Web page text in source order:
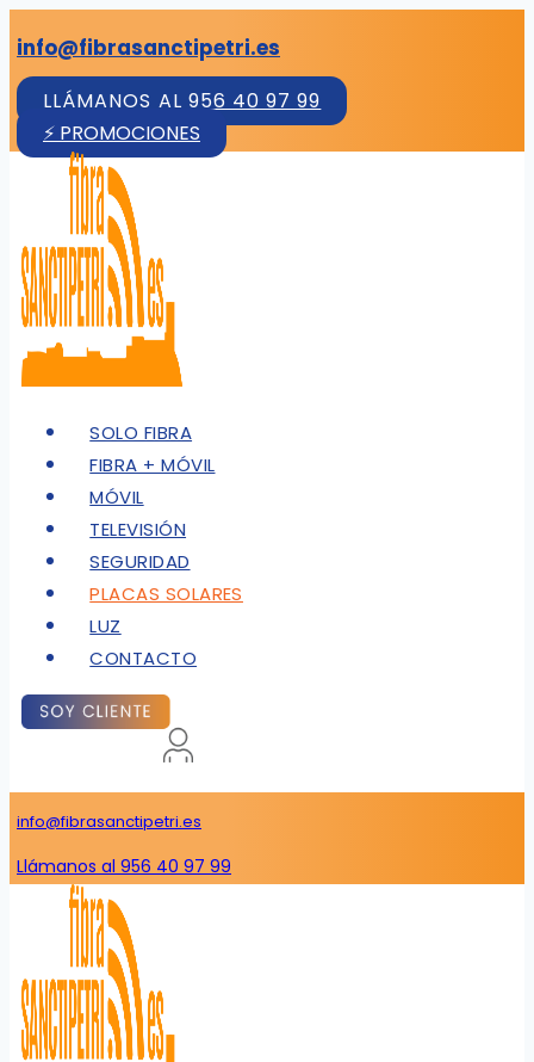
al
contenido
info@fibrasanctipetri.es
LLÁMANOS AL 956 40 97 99
⚡ PROMOCIONES
SOLO FIBRA
FIBRA + MÓVIL
MÓVIL
TELEVISIÓN
SEGURIDAD
PLACAS SOLARES
LUZ
CONTACTO
info@fibrasanctipetri.es
Llámanos al 956 40 97 99